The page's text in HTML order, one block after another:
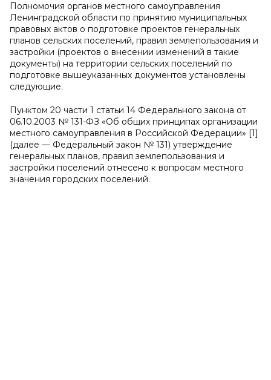
Полномочия органов местного самоуправления
Ленинградской области по принятию муниципальных
правовых актов о подготовке проектов генеральных
планов сельских поселений, правил землепользования и
застройки (проектов о внесении изменений в такие
документы) на территории сельских поселений по
подготовке вышеуказанных документов установлены
следующие.
Пунктом 20 части 1 статьи 14 Федерального закона от
06.10.2003 № 131-ФЗ «Об общих принципах организации
местного самоуправления в Российской Федерации» [1]
(далее — Федеральный закон № 131) утверждение
генеральных планов, правил землепользования и
застройки поселений отнесено к вопросам местного
значения городских поселений.